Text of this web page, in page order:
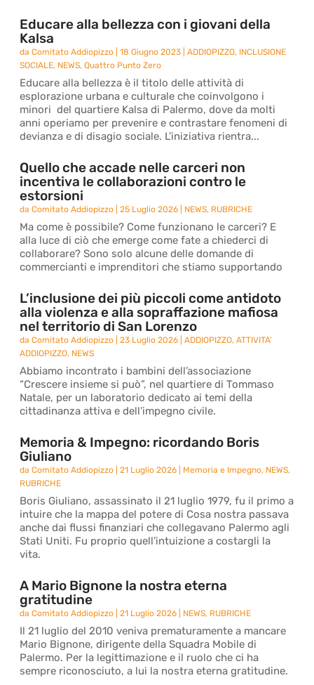
Educare alla bellezza con i giovani della
Kalsa
daComitato Addiopizzo |18 Giugno 2023 |ADDIOPIZZO, INCLUSIONE
SOCIALE, NEWS,Quattro Punto Zero
Educare alla bellezza è il titolo delle attività di
esplorazione urbana e culturale che coinvolgono i
minori del quartiere Kalsa di Palermo, dove da molti
anni operiamo per prevenire e contrastare fenomeni di
devianza e di disagio sociale. L’iniziativa rientra...
Quello che accade nelle carceri non
incentiva le collaborazioni contro le
estorsioni
daComitato Addiopizzo |25 Luglio 2026 NEWS, RUBRICHE
Ma come è possibile? Come funzionano le carceri? E
alla luce di ciò che emerge come fate a chiederci di
collaborare? Sono solo alcune delle domande di
commercianti e imprenditori che stiamo supportando
L’inclusione dei più piccoli come antidoto
alla violenza e alla sopraffazione mafiosa
nel territorio di San Lorenzo
daComitato Addiopizzo |23 Luglio 2026 |ADDIOPIZZO,ATTIVITA'
ADDIOPIZZO, NEWS
Abbiamo incontrato i bambini dell’associazione
“Crescere insieme si può”, nel quartiere di Tommaso
Natale, per un laboratorio dedicato ai temi della
cittadinanza attiva e dell’impegno civile.
Memoria & Impegno: ricordando Boris
Giuliano
daComitato Addiopizzo |21 Luglio 2026 Memoria e Impegno, NEWS,
RUBRICHE
Boris Giuliano, assassinato il 21 luglio 1979, fu il primo a
intuire che la mappa del potere di Cosa nostra passava
anche dai flussi finanziari che collegavano Palermo agli
Stati Uniti. Fu proprio quell’intuizione a costargli la
vita.
A Mario Bignone la nostra eterna
gratitudine
daComitato Addiopizzo |21 Luglio 2026 NEWS, RUBRICHE
Il 21 luglio del 2010 veniva prematuramente a mancare
Mario Bignone, dirigente della Squadra Mobile di
Palermo. Per la legittimazione e il ruolo che ci ha
sempre riconosciuto, a lui la nostra eterna gratitudine.